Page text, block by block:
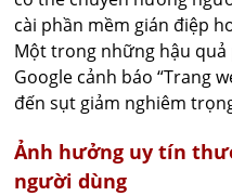
cài phần mềm gián điệp
Một trong những hậu quả
Google cảnh báo “Trang
đến sụt giảm nghiêm
Ảnh hưởng uy tín
người dùng